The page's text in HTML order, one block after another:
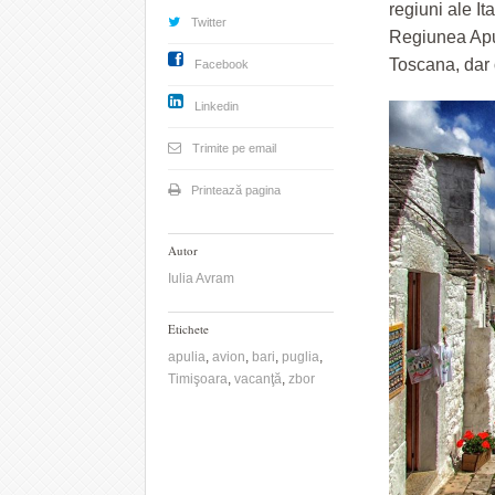
regiuni ale
Regiunea
Toscana,
Twitter
Facebook
Linkedin
Trimite pe email
Printează pagina
Autor
Iulia Avram
Etichete
apulia, avion, bari, puglia,
Timişoara, vacanţă, zbor